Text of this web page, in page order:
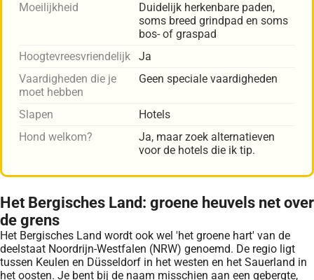
Moeilijkheid
Duidelijk herkenbare paden,
soms breed grindpad en soms
bos- of graspad
Hoogtevreesvriendelijk
Ja
Vaardigheden die je
moet hebben
Geen speciale vaardigheden
Slapen
Hotels
Hond welkom?
Ja, maar zoek alternatieven
voor de hotels die ik tip.
Het Bergisches Land: groene heuvels net over
de grens
Het Bergisches Land wordt ook wel 'het groene hart' van de
deelstaat Noordrijn-Westfalen (NRW) genoemd. De regio ligt
tussen Keulen en Düsseldorf in het westen en het Sauerland in
het oosten. Je bent bij de naam misschien aan een gebergte,